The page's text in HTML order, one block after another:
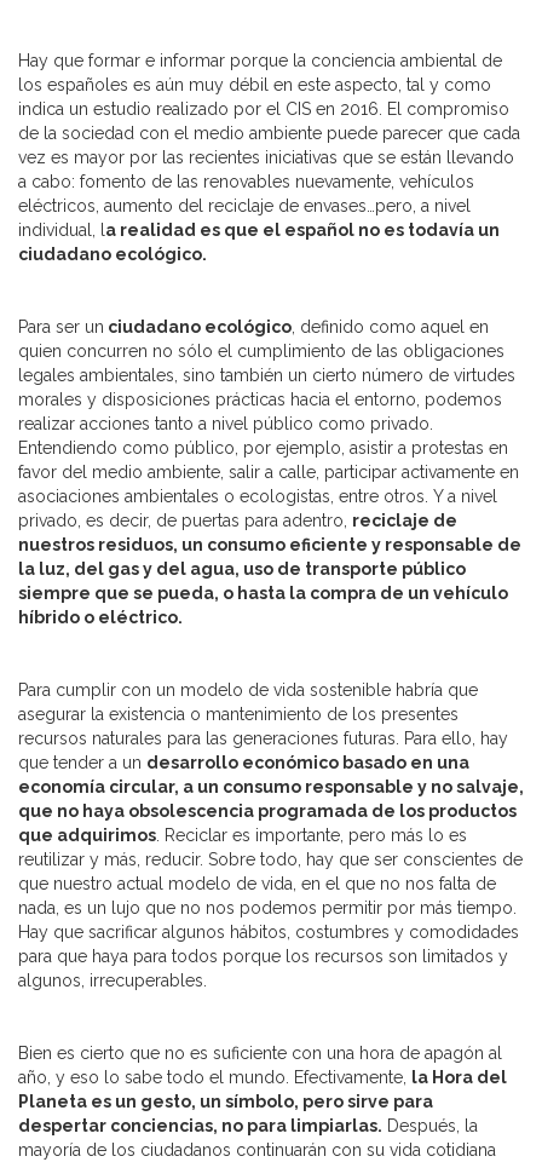
Hay que formar e informar porque la conciencia ambiental de
los españoles es aún muy débil en este aspecto, tal y como
indica un estudio realizado por el CIS en 2016. El compromiso
de la sociedad con el medio ambiente puede parecer que cada
vez es mayor por las recientes iniciativas que se están llevando
a cabo: fomento de las renovables nuevamente, vehículos
eléctricos, aumento del reciclaje de envases…pero, a nivel
individual, la realidad es que el español no es todavía un
ciudadano ecológico.
Para ser un ciudadano ecológico, definido como aquel en
quien concurren no sólo el cumplimiento de las obligaciones
legales ambientales, sino también un cierto número de virtudes
morales y disposiciones prácticas hacia el entorno, podemos
realizar acciones tanto a nivel público como privado.
Entendiendo como público, por ejemplo, asistir a protestas en
favor del medio ambiente, salir a calle, participar activamente en
asociaciones ambientales o ecologistas, entre otros. Y a nivel
privado, es decir, de puertas para adentro, reciclaje de
nuestros residuos, un consumo eficiente y responsable de
la luz, del gas y del agua, uso de transporte público
siempre que se pueda, o hasta la compra de un vehículo
híbrido o eléctrico.
Para cumplir con un modelo de vida sostenible habría que
asegurar la existencia o mantenimiento de los presentes
recursos naturales para las generaciones futuras. Para ello, hay
que tender a un desarrollo económico basado en una
economía circular, a un consumo responsable y no salvaje,
que no haya obsolescencia programada de los productos
que adquirimos. Reciclar es importante, pero más lo es
reutilizar y más, reducir. Sobre todo, hay que ser conscientes de
que nuestro actual modelo de vida, en el que no nos falta de
nada, es un lujo que no nos podemos permitir por más tiempo.
Hay que sacrificar algunos hábitos, costumbres y comodidades
para que haya para todos porque los recursos son limitados y
algunos, irrecuperables.
Bien es cierto que no es suficiente con una hora de apagón al
año, y eso lo sabe todo el mundo. Efectivamente, la Hora del
Planeta es un gesto, un símbolo, pero sirve para
despertar conciencias, no para limpiarlas. Después, la
mayoría de los ciudadanos continuarán con su vida cotidiana